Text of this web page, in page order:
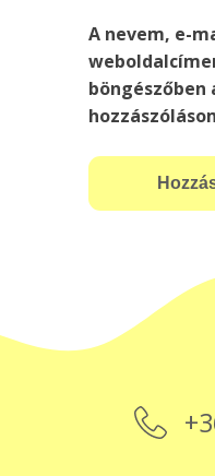
A nevem, e-
böngészőben